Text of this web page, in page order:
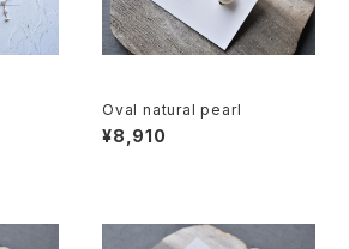
Oval natural pearl
¥8,910